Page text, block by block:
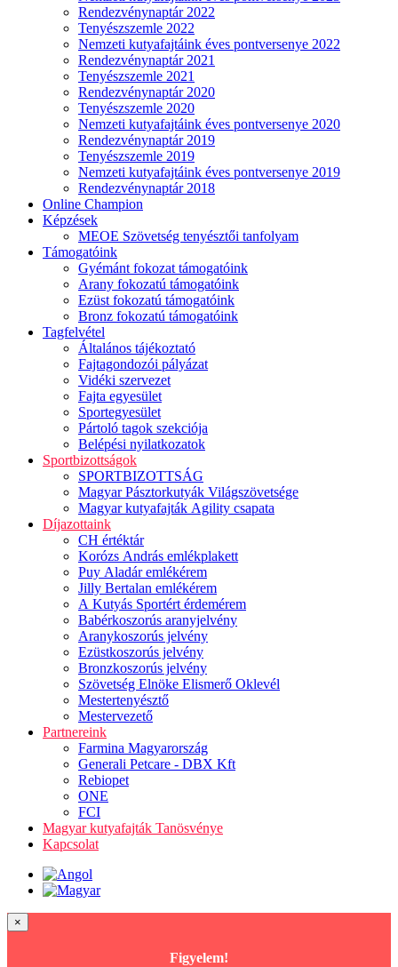
Rendezvénynaptár 2022
Tenyészszemle 2022
Nemzeti kutyafajtáink éves pontversenye 2022
Rendezvénynaptár 2021
Tenyészszemle 2021
Rendezvénynaptár 2020
Tenyészszemle 2020
Nemzeti kutyafajtáink éves pontversenye 2020
Rendezvénynaptár 2019
Tenyészszemle 2019
Nemzeti kutyafajtáink éves pontversenye 2019
Rendezvénynaptár 2018
Online Champion
Képzések
MEOE Szövetség tenyésztői tanfolyam
Támogatóink
Gyémánt fokozat támogatóink
Arany fokozatú támogatóink
Ezüst fokozatú támogatóink
Bronz fokozatú támogatóink
Tagfelvétel
Általános tájékoztató
Fajtagondozói pályázat
Vidéki szervezet
Fajta egyesület
Sportegyesület
Pártoló tagok szekciója
Belépési nyilatkozatok
Sportbizottságok
SPORTBIZOTTSÁG
Magyar Pásztorkutyák Világszövetsége
Magyar kutyafajták Agility csapata
Díjazottaink
CH értéktár
Korózs András emlékplakett
Puy Aladár emlékérem
Jilly Bertalan emlékérem
A Kutyás Sportért érdemérem
Babérkoszorús aranyjelvény
Aranykoszorús jelvény
Ezüstkoszorús jelvény
Bronzkoszorús jelvény
Szövetség Elnöke Elismerő Oklevél
Mestertenyésztő
Mestervezető
Partnereink
Farmina Magyarország
Generali Petcare - DBX Kft
Rebiopet
ONE
FCI
Magyar kutyafajták Tanösvénye
Kapcsolat
×
Figyelem!